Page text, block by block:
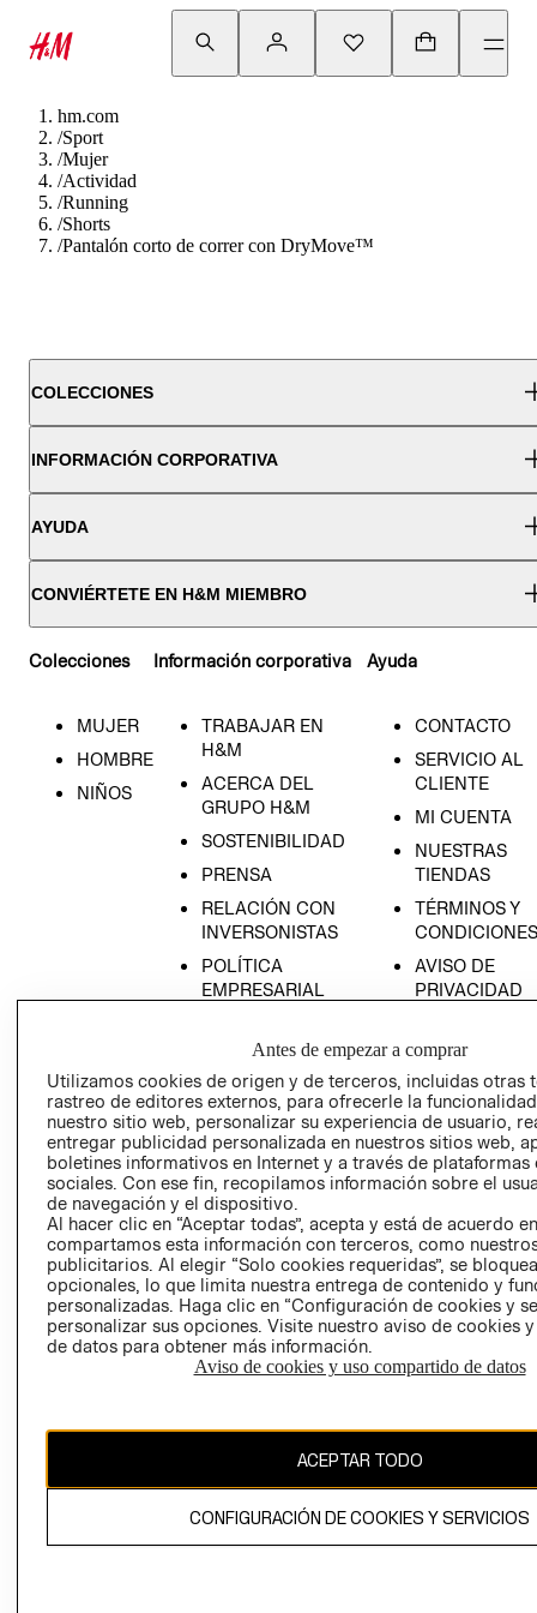
hm.com
/Sport
/Mujer
/Actividad
/Running
/Shorts
/Pantalón corto de correr con DryMove™
COLECCIONES
INFORMACIÓN CORPORATIVA
AYUDA
CONVIÉRTETE EN H&M MIEMBRO
Colecciones
MUJER
HOMBRE
NIÑOS
Información corporativa
TRABAJAR EN
H&M
ACERCA DEL
GRUPO H&M
SOSTENIBILIDAD
PRENSA
RELACIÓN CON
INVERSONISTAS
POLÍTICA
EMPRESARIAL
Ayuda
CONTACTO
SERVICIO AL
CLIENTE
MI CUENTA
NUESTRAS
TIENDAS
TÉRMINOS Y
CONDICIONES
AVISO DE
PRIVACIDAD
AVISO DE
COOKIES
LIBRO DE
Ecuador ($)
CAMBIAR REGIÓN
El contenido de esta página web está protegido por copyright y es
Antes de empezar a comprar
Utilizamos cookies de origen y de terceros, incluidas otras
rastreo de editores externos, para ofrecerle la
nuestro sitio web, personalizar su experiencia de usuario,
entregar publicidad personalizada en nuestros sitios web,
boletines informativos en Internet y a través de plataformas
sociales. Con ese fin, recopilamos información sobre el
de navegación y el dispositivo.
Al hacer clic en “Aceptar todas”, acepta y está de acuerdo
compartamos esta información con terceros, como
publicitarios. Al elegir “Solo cookies requeridas”, se
opcionales, lo que limita nuestra entrega de contenido y
personalizadas. Haga clic en “Configuración de cookies y
personalizar sus opciones. Visite nuestro aviso de cookies
de datos para obtener más información.
Aviso de cookies y uso compartido de datos
ACEPTAR TODO
CONFIGURACIÓN DE COOKIES Y SERVICIOS